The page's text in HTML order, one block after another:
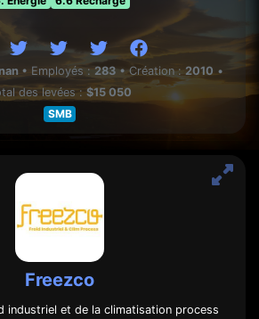
• Employés : 283 •Création : 2010 •
des levées : $15 050
SMB
Freezco
industriel et de la climatisation process